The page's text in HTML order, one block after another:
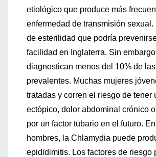
etiológico que produce más
enfermedad de transmisión sexual.
de esterilidad que podría
facilidad en Inglaterra. Sin
diagnostican menos del 10% de
prevalentes. Muchas mujeres
tratadas y corren el riesgo de tener
ectópico, dolor abdominal crónico
por un factor tubario en el futuro.
hombres, la Chlamydia puede
epididimitis. Los factores de riesgo